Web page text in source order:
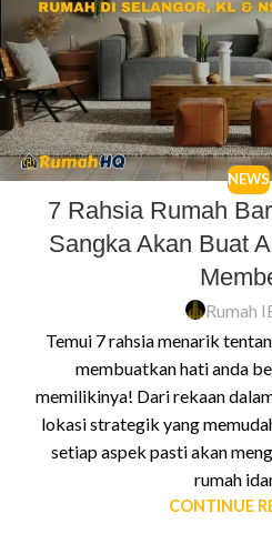
NEWS
7 Rahsia Rumah
Sangka Akan Buat
Rumah
Temui 7 rahsia menarik
membuatkan hati anda
memilikinya! Dari rekaan
lokasi strategik yang
setiap aspek pasti akan
rumah
CONTINUE